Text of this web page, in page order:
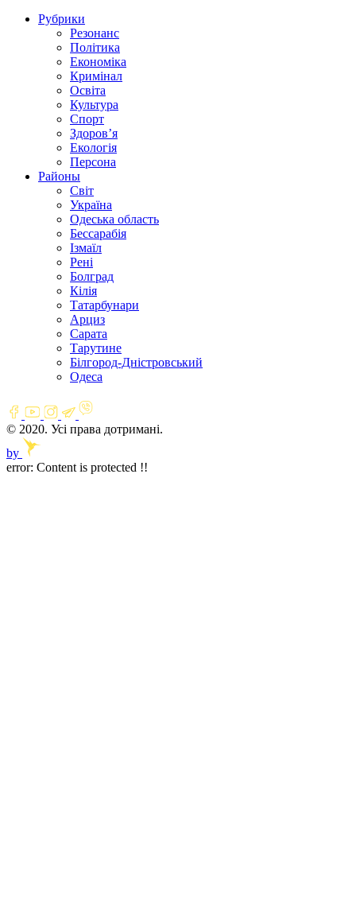
Рубрики
Резонанс
Політика
Економіка
Кримінал
Освіта
Культура
Спорт
Здоров’я
Екологія
Персона
Районы
Світ
Україна
Одеська область
Бессарабія
Ізмаїл
Рені
Болград
Кілія
Татарбунари
Арциз
Сарата
Тарутине
Білгород-Дністровський
Одеса
© 2020. Усі права дотримані.
by
error: Content is protected !!